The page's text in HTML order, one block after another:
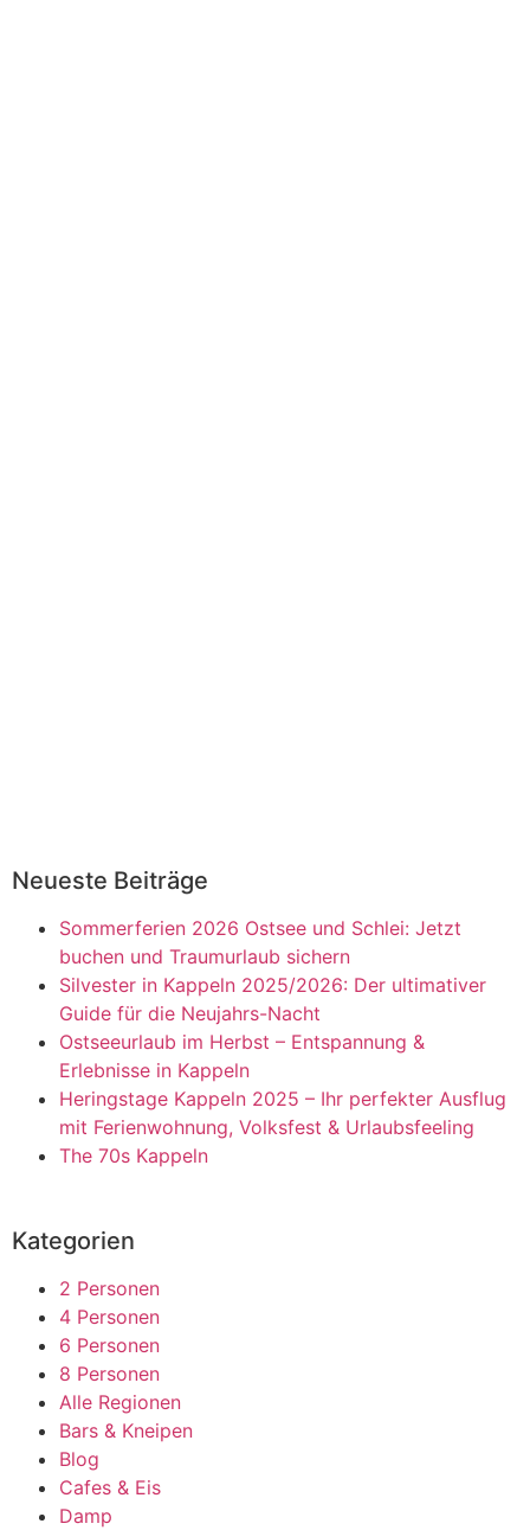
Neueste Beiträge
Sommerferien 2026 Ostsee und Schlei: Jetzt
buchen und Traumurlaub sichern
Silvester in Kappeln 2025/2026: Der ultimativer
Guide für die Neujahrs-Nacht
Ostseeurlaub im Herbst – Entspannung &
Erlebnisse in Kappeln
Heringstage Kappeln 2025 – Ihr perfekter Ausflug
mit Ferienwohnung, Volksfest & Urlaubsfeeling
The 70s Kappeln
Kategorien
2 Personen
4 Personen
6 Personen
8 Personen
Alle Regionen
Bars & Kneipen
Blog
Cafes & Eis
Damp